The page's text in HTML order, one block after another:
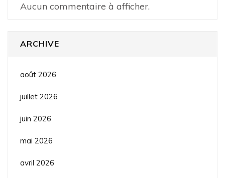
Aucun commentaire à afficher.
ARCHIVE
août 2026
juillet 2026
juin 2026
mai 2026
avril 2026